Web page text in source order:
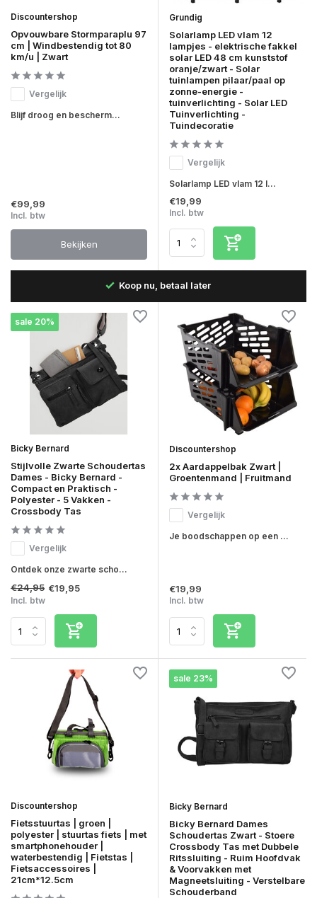
Discountershop
Opvouwbare Stormparaplu 97
cm | Windbestendig tot 80
km/u | Zwart
Vergelijk
Blijf droog en bescherm...
€99,99
Incl. btw
Bekijken
Grundig
Solarlamp LED vlam 12
lampjes - elektrische fakkel
solar LED 48 cm kunststof
oranje/zwart - Solar
tuinlampen pilaar/paal op
zonne-energie -
tuinverlichting - Solar LED
Tuinverlichting -
Tuindecoratie
Vergelijk
Solarlamp LED vlam 12 l...
€19,99
Incl. btw
Snelle levering in Nederland & België
sale 20%
Bicky Bernard
Stijlvolle Zwarte Schoudertas
Dames - Bicky Bernard -
Compact en Praktisch -
Polyester - 5 Vakken -
Crossbody Tas
Vergelijk
Ontdek onze zwarte scho...
€24,95 €19,95
Incl. btw
Discountershop
2x Aardappelbak Zwart |
Groentenmand | Fruitmand
Vergelijk
Je boodschappen op een ...
€19,99
Incl. btw
Discountershop
Fietsstuurtas | groen |
polyester | stuurtas fiets | met
smartphonehouder |
waterbestendig | Fietstas |
Fietsaccessoires |
21cm*12.5cm
sale 23%
Bicky Bernard
Bicky Bernard Dames
Schoudertas Zwart - Stoere
Crossbody Tas met Dubbele
Ritssluiting - Ruim Hoofdvak
& Voorvakken met
Magneetsluiting - Verstelbare
Schouderband